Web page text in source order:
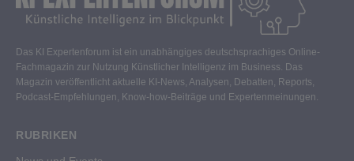
Das KI Expertenforum ist ein unabhängiges deutschsprachiges Online-
Fachmagazin zur Nutzung Künstlicher Intelligenz im Business. Das
Magazin veröffentlicht aktuelle KI-News, Analysen, Debatten, Reports,
Podcast-Empfehlungen, Know-how-Beiträge und Expertenmeinungen.
RUBRIKEN